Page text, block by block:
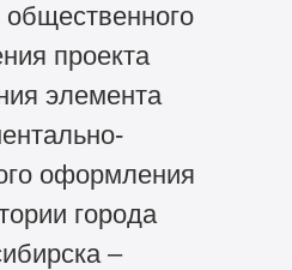
проекта
элемента
оформления
города
–